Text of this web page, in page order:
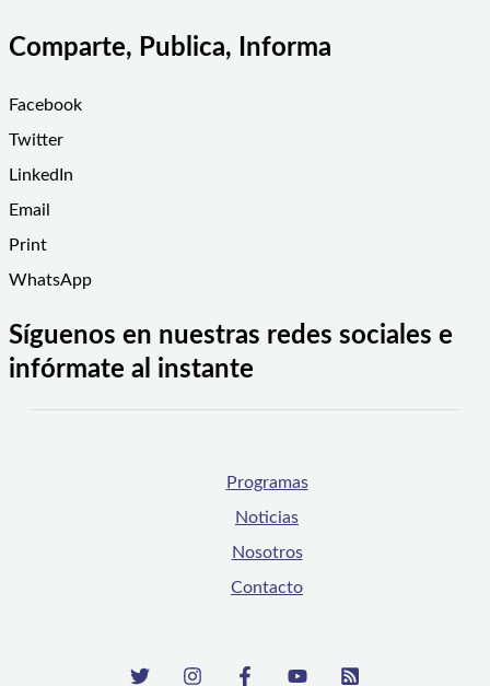
Comparte, Publica, Informa
Facebook
Twitter
LinkedIn
Email
Print
WhatsApp
Síguenos en nuestras redes sociales e
infórmate al instante
Programas
Noticias
Nosotros
Contacto